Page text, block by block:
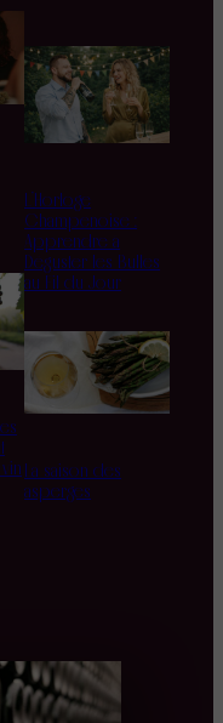
L’Horloge
Champenoise :
Apprendre à
Déguster les Bulles
au Fil du Jour
La saison des
asperges